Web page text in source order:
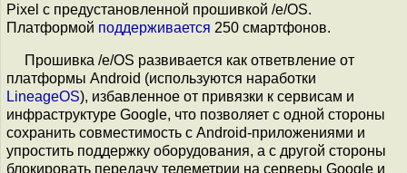
Pixel с предустановленной прошивкой /e/OS.
Платформой поддерживается 250 смартфонов.
Прошивка /e/OS развивается как ответвление от
платформы Android (используются наработки
LineageOS), избавленное от привязки к сервисам и
инфраструктуре Google, что позволяет с одной стороны
сохранить совместимость с Android-приложениями и
упростить поддержку оборудования, а с другой стороны
блокировать передачу телеметрии на серверы Google и